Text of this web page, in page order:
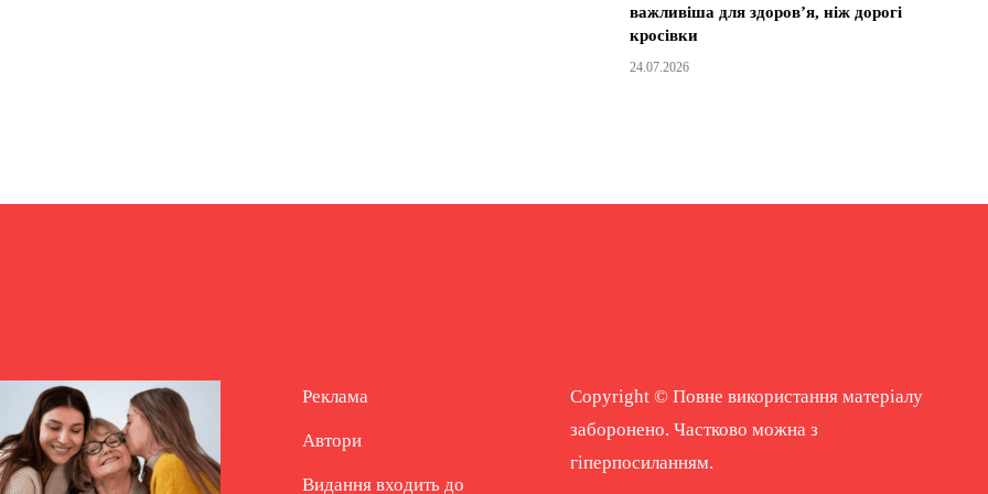
важливіша для здоров’я, ніж дорогі
кросівки
24.07.2026
Реклама
Автори
Видання входить до
Copyright © Повне використання матеріалу
заборонено. Частково можна з
гіперпосиланням.